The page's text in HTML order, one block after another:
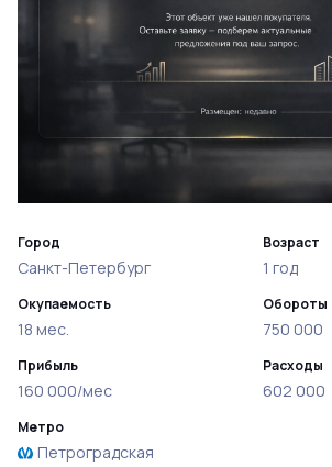
Город
Санкт-Петербург
Окупаемость
18 мес.
Прибыль
160 000/мес
Возраст
1 год
Обороты
750 000
Расходы
602 000
Метро
Петроградская